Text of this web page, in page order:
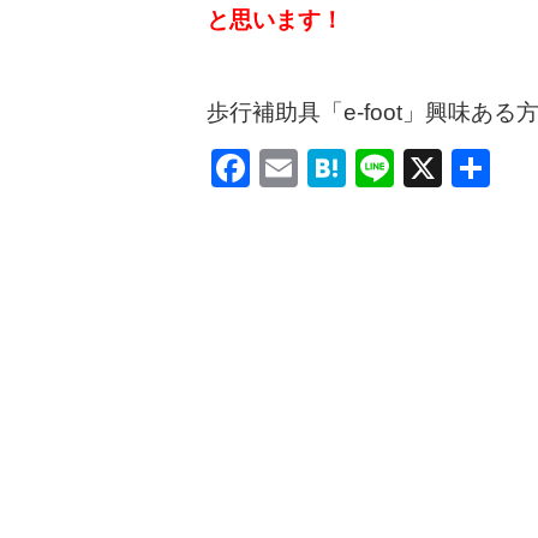
と思います！
歩行補助具「e-foot」興味ある方
Facebook
EmailHatena
Line
X